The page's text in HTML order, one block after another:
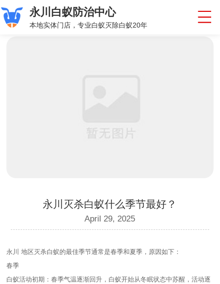
永川白蚁防治中心
本地实体门店，专业白蚁灭除白蚁20年
永川灭杀白蚁什么季节最好？
April 29, 2025
永川 地区灭杀白蚁的最佳季节通常是春季和夏季，原因如下：
春季
白蚁活动初期：春季气温逐渐回升，白蚁开始从冬眠状态中苏醒，活动逐